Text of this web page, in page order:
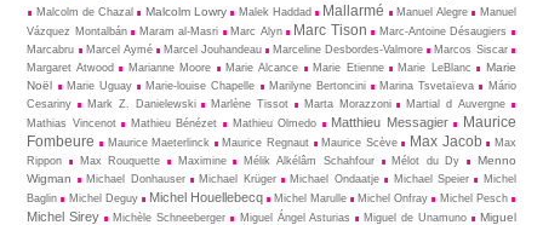
Malcolm de Chazal
Malcolm Lowry Malek Haddad Mallarmé Manuel Alegre
Manuel
Vázquez Montalbán
Maram al-Masri Marc Alyn Marc Tison
Marc-Antoine Désaugiers
Marcabru
Marcel Aymé Marcel Jouhandeau Marceline Desbordes-Valmore
Marcos Siscar
Margaret Atwood
Marianne Moore Marie Alcance Marie Etienne Marie LeBlanc
Marie
Noël
Marie Uguay Marie-louise Chapelle Marilyne Bertoncini Marina Tsvetaïeva
Mário
Cesariny
Mark Z. Danielewski Marlène Tissot Marta Morazzoni
Martial d Auvergne
Mathias Vincenot
Mathieu Bénézet Mathieu Olmedo Matthieu Messagier
Maurice
Fombeure
Maurice Maeterlinck Maurice Regnaut Maurice Scève Max Jacob
Max
Rippon
Max Rouquette Maximine Mélik Alkélâm Schahfour Mélot du Dy
Menno
Wigman
Michael Donhauser Michael Krüger Michael Ondaatje Michael Speier
Michel
Baglin
Michel Deguy Michel Houellebecq Michel Marulle Michel Onfray Michel Pesch
Michel Sirey Michèle Schneeberger Miguel Ángel Asturias Miguel de Unamuno
Miguel